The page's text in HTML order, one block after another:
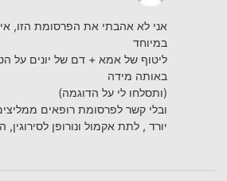
אני לא אהבתי את הפרסומת הזו,
במיוחד
ליטוף של אמא + דם של יונים על
באותה מידה
(ותסלחו לי על הדוגמה)
ובלי קשר לפרסומת רופאים
יורד , לתת אקמול ונורופן